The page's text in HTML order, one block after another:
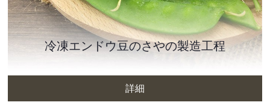
冷凍エンドウ豆のさやの製造工程
詳細